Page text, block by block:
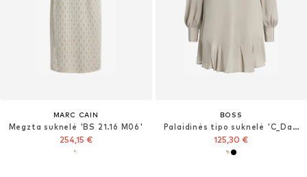
MARC CAIN
Megzta suknelė 'BS 21.16 M06'
254,15 €
BOSS
Palaidinės tipo suknelė 'C_Dassandra'
125,30 €